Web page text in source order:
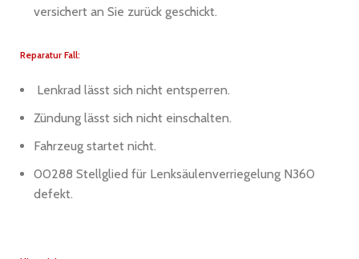
versichert an Sie zurück geschickt.
Reparatur Fall:
Lenkrad lässt sich nicht entsperren.
Zündung lässt sich nicht einschalten.
Fahrzeug startet nicht.
00288 Stellglied für Lenksäulenverriegelung N360
defekt.